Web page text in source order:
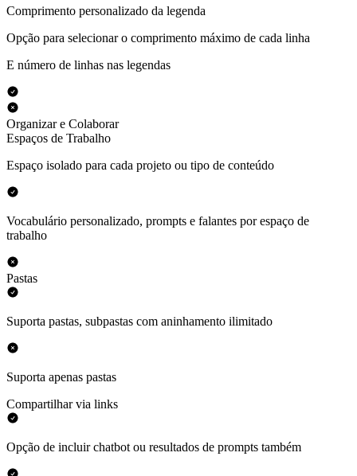
Comprimento personalizado da legenda
Opção para selecionar o comprimento máximo de cada linha
E número de linhas nas legendas
Organizar e Colaborar
Espaços de Trabalho
Espaço isolado para cada projeto ou tipo de conteúdo
Vocabulário personalizado, prompts e falantes por espaço de
trabalho
Pastas
Suporta pastas, subpastas com aninhamento ilimitado
Suporta apenas pastas
Compartilhar via links
Opção de incluir chatbot ou resultados de prompts também